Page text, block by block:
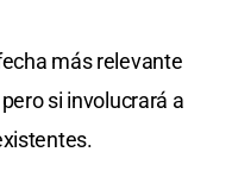
más relevante
si involucrará a